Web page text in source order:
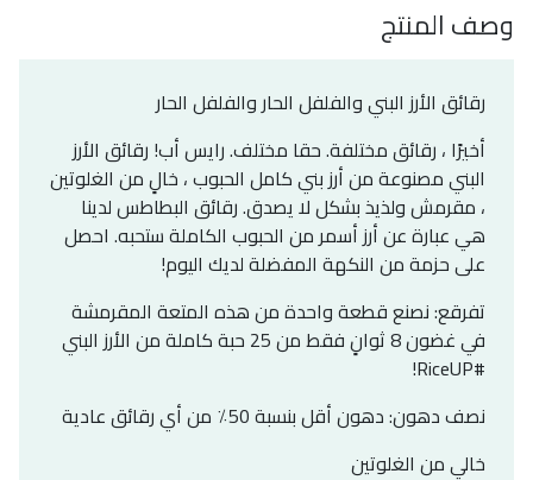
وصف المنتج
رقائق الأرز البني والفلفل الحار والفلفل الحار
أخيرًا ، رقائق مختلفة. حقا مختلف. رايس أب! رقائق الأرز
البني مصنوعة من أرز بني كامل الحبوب ، خالٍ من الغلوتين
، مقرمش ولذيذ بشكل لا يصدق. رقائق البطاطس لدينا
هي عبارة عن أرز أسمر من الحبوب الكاملة ستحبه. احصل
على حزمة من النكهة المفضلة لديك اليوم!
تفرقع: نصنع قطعة واحدة من هذه المتعة المقرمشة
في غضون 8 ثوانٍ فقط من 25 حبة كاملة من الأرز البني
#RiceUP!
نصف دهون: دهون أقل بنسبة 50٪ من أي رقائق عادية
خالي من الغلوتين